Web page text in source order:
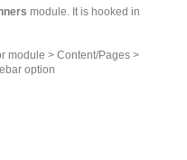
module. It is hooked in
module > Content/Pages >
option